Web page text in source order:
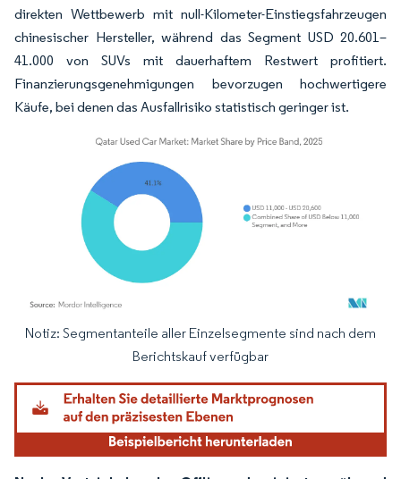
direkten Wettbewerb mit null-Kilometer-Einstiegsfahrzeugen
chinesischer Hersteller, während das Segment USD 20.601–
41.000 von SUVs mit dauerhaftem Restwert profitiert.
Finanzierungsgenehmigungen bevorzugen hochwertigere
Käufe, bei denen das Ausfallrisiko statistisch geringer ist.
Bild © Mordor Intelligence. Wiederverwendung erfordert Namensnennung
Notiz: Segmentanteile aller Einzelsegmente sind nach dem
Berichtskauf verfügbar